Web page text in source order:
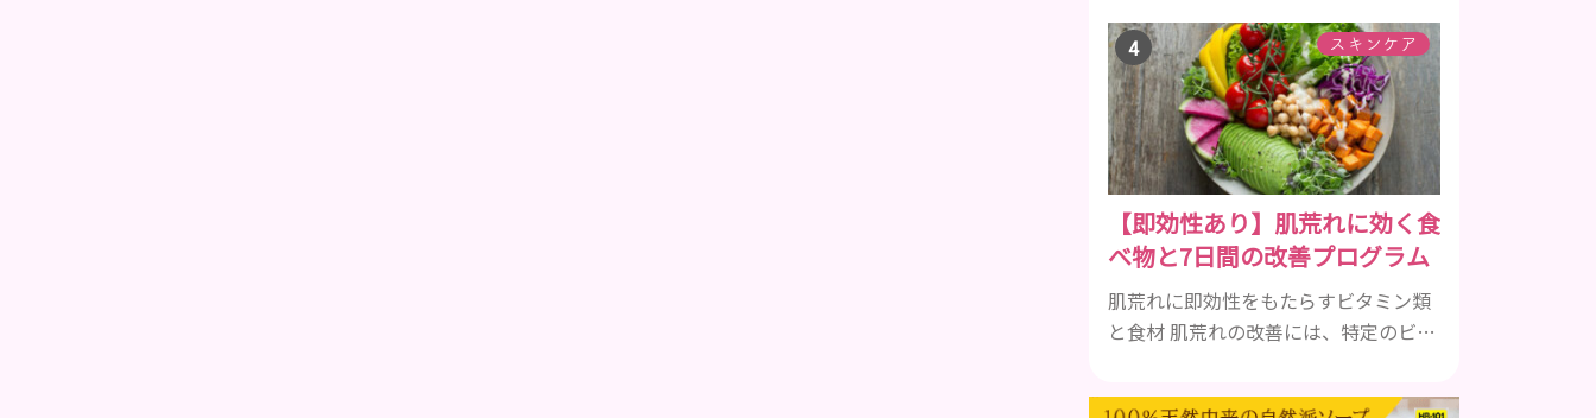
して一種類ではありません。人によっ
ても違いますし、症状や種類によって
も違います。まずはどんな病気なの
か、よりも、どんな種類のできものや
しこりがあるのかを解説いきましょ
う。 水疱 ご存知の方もいらっしゃるか
と思いますが、すいほう、と読みま
す。これは表皮や表皮下にできるもの
です。表皮は0.2mmほ...
スキンケア
【即効性あり】肌荒れに効く食
べ物と7日間の改善プログラム
肌荒れに即効性をもたらすビタミン類
と食材 肌荒れの改善には、特定のビタ
す。ビタミンA、B群、C、Eは肌の回復